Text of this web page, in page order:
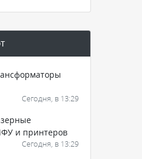
Сегодня, в 13:29
и принтеров
Сегодня, в 13:29